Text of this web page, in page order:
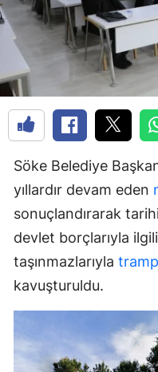
Söke Belediye
yıllardır devam eden
sonuçlandırarak
devlet borçlarıyla
taşınmazlarıyla
kavuşturuldu.